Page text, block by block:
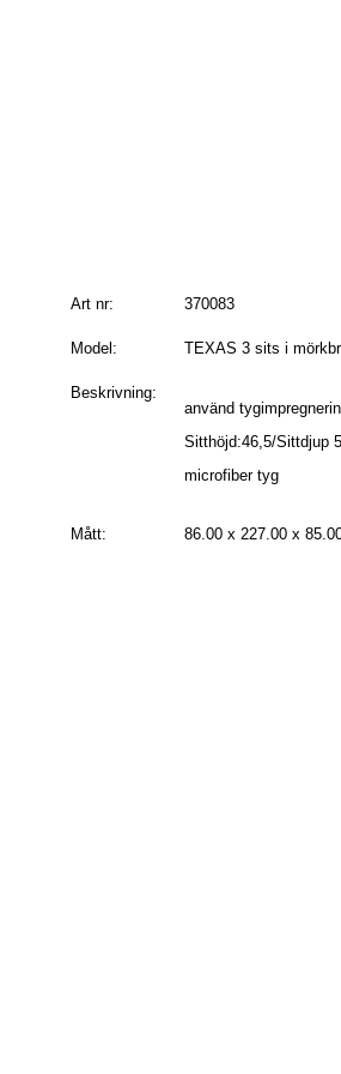
Art nr: 370083
Model: TEXAS 3 sits i
Beskrivning:
använd
Sitthöjd:46,5/Sittdjup
microfiber tyg
Mått: 86.00 x 227.00 x